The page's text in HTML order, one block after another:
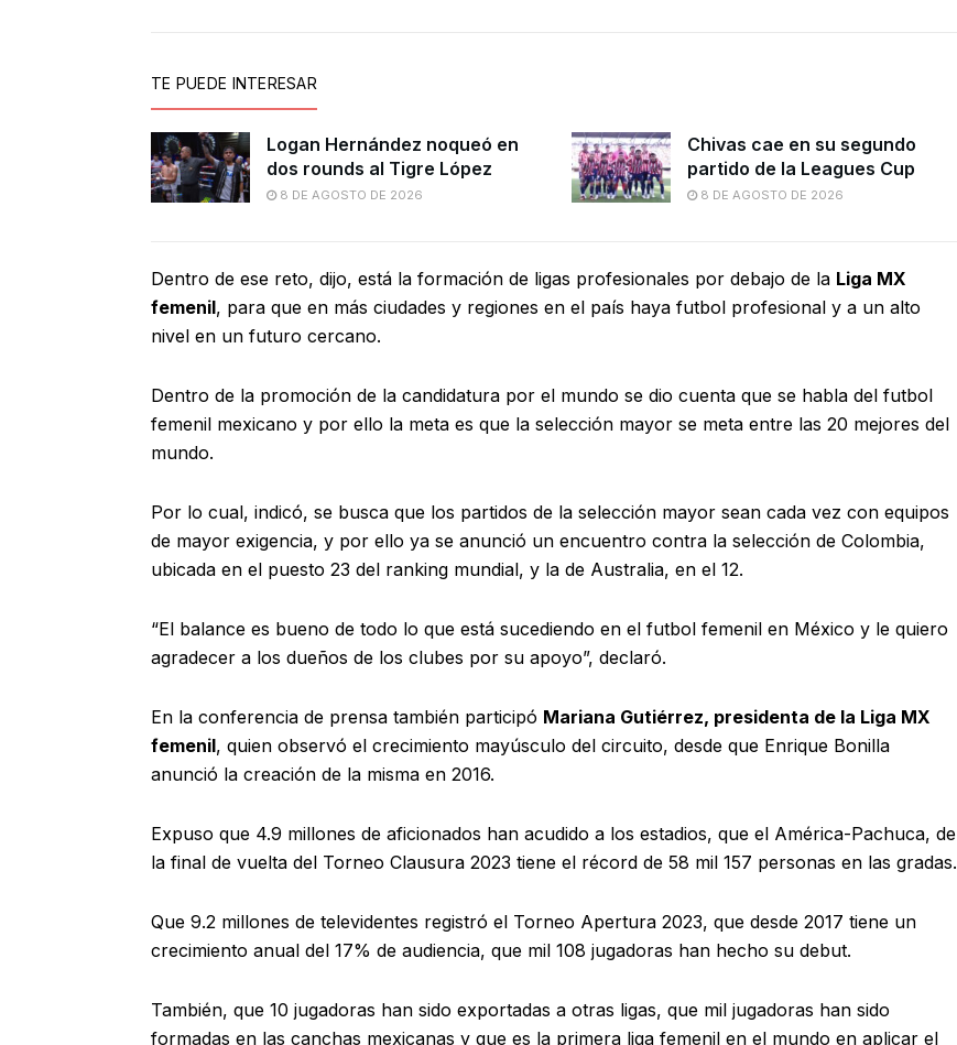
TE PUEDE INTERESAR
Logan Hernández noqueó en
dos rounds al Tigre López
8 DE AGOSTO DE 2026
Chivas cae en su segundo
partido de la Leagues Cup
8 DE AGOSTO DE 2026
Dentro de ese reto, dijo, está la formación de ligas profesionales por debajo de la Liga MX
femenil, para que en más ciudades y regiones en el país haya futbol profesional y a un alto
nivel en un futuro cercano.
Dentro de la promoción de la candidatura por el mundo se dio cuenta que se habla del futbol
femenil mexicano y por ello la meta es que la selección mayor se meta entre las 20 mejores del
mundo.
Por lo cual, indicó, se busca que los partidos de la selección mayor sean cada vez con equipos
de mayor exigencia, y por ello ya se anunció un encuentro contra la selección de Colombia,
ubicada en el puesto 23 del ranking mundial, y la de Australia, en el 12.
“El balance es bueno de todo lo que está sucediendo en el futbol femenil en México y le quiero
agradecer a los dueños de los clubes por su apoyo”, declaró.
En la conferencia de prensa también participó Mariana Gutiérrez, presidenta de la Liga MX
femenil, quien observó el crecimiento mayúsculo del circuito, desde que Enrique Bonilla
anunció la creación de la misma en 2016.
Expuso que 4.9 millones de aficionados han acudido a los estadios, que el América-Pachuca, de
la final de vuelta del Torneo Clausura 2023 tiene el récord de 58 mil 157 personas en las gradas.
Que 9.2 millones de televidentes registró el Torneo Apertura 2023, que desde 2017 tiene un
crecimiento anual del 17% de audiencia, que mil 108 jugadoras han hecho su debut.
También, que 10 jugadoras han sido exportadas a otras ligas, que mil jugadoras han sido
formadas en las canchas mexicanas y que es la primera liga femenil en el mundo en aplicar el